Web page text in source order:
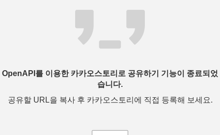
OpenAPI를 이용한 카카오스토리로 공유하기 기능이 종료되었
습니다.
공유할 URL을 복사 후 카카오스토리에 직접 등록해 보세요.